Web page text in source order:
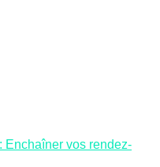
Enchaîner vos rendez-